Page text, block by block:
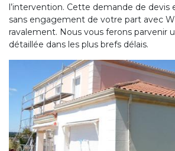
l’intervention. Cette demande de devis
sans engagement de votre part avec
ravalement. Nous vous ferons parvenir
détaillée dans les plus brefs délais.